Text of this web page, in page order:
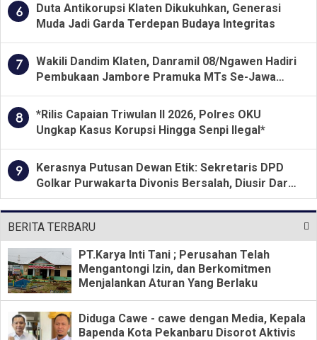
6
Duta Antikorupsi Klaten Dikukuhkan, Generasi
Muda Jadi Garda Terdepan Budaya Integritas
7
Wakili Dandim Klaten, Danramil 08/Ngawen Hadiri
Pembukaan Jambore Pramuka MTs Se-Jawa
8
*Rilis Capaian Triwulan II 2026, Polres OKU
Ungkap Kasus Korupsi Hingga Senpi Ilegal*
9
Kerasnya Putusan Dewan Etik: Sekretaris DPD
Golkar Purwakarta Divonis Bersalah, Diusir Dari
Jabatan Selama Empat Tahun
BERITA TERBARU
PT.Karya Inti Tani ; Perusahan Telah
Mengantongi Izin, dan Berkomitmen
Menjalankan Aturan Yang Berlaku
Diduga Cawe - cawe dengan Media, Kepala
Bapenda Kota Pekanbaru Disorot Aktivis